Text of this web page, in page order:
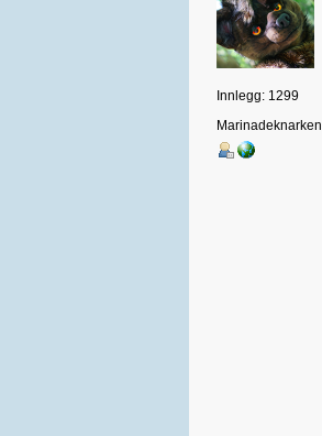
Innlegg: 1299
Marinadeknarken